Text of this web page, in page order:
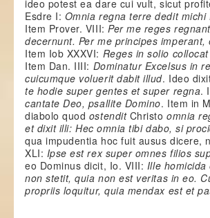
ideo potest ea dare cui vult, sicut
Esdre I: Omnia regna terre dedit michi
Item Prover. VIII:Per me reges
decernunt. Per me principes
Item Iob XXXVI: Reges in solio
Item Dan. IIII: Dominatur Excelsus in
cuicumque voluerit dabit illud. Ideo
te hodie super gentes et super regna.
cantate Deo, psallite Domino. Item in
diabolo quod ostendit Christoomnia
et dixit illi: Hec omnia tibi dabo, si
qua impudentia hoc fuit ausus dicere,
XLI: Ipse est rex super omnes filios
eo Dominus dicit, Io. VIII: Ille
non stetit, quia non est veritas in eo.
propriis loquitur, quia mendax est et